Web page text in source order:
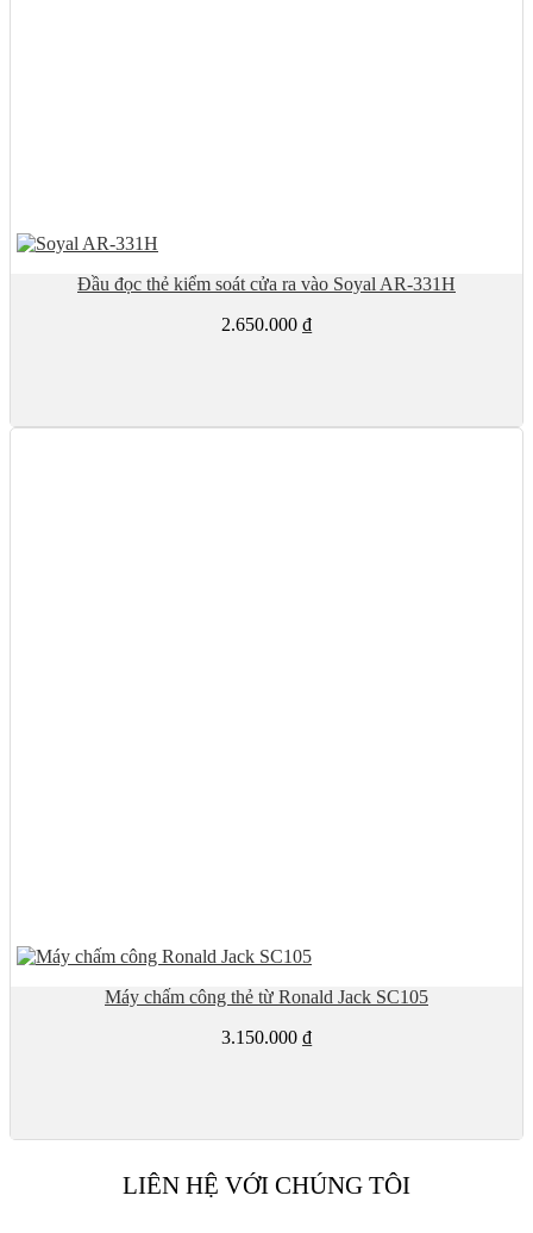
Đầu đọc thẻ kiểm soát cửa ra vào Soyal AR-331H
2.650.000 ₫
Máy chấm công thẻ từ Ronald Jack SC105
3.150.000 ₫
LIÊN HỆ VỚI CHÚNG TÔI